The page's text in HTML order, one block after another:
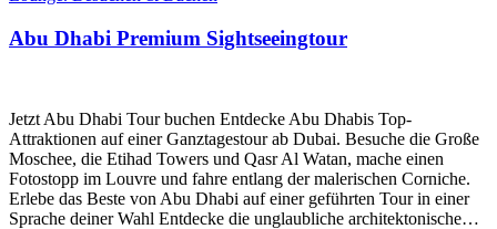
Abu Dhabi Premium Sightseeingtour
Jetzt Abu Dhabi Tour buchen Entdecke Abu Dhabis Top-
Attraktionen auf einer Ganztagestour ab Dubai. Besuche die Große
Moschee, die Etihad Towers und Qasr Al Watan, mache einen
Fotostopp im Louvre und fahre entlang der malerischen Corniche.
Erlebe das Beste von Abu Dhabi auf einer geführten Tour in einer
Sprache deiner Wahl Entdecke die unglaubliche architektonische…